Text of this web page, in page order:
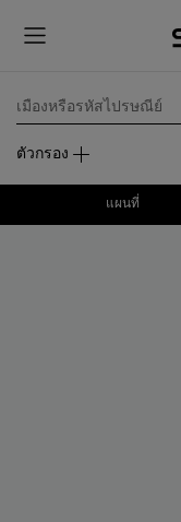
เมืองหรือรหัสไปรษณีย์
ตัวกรอง
แผนที่